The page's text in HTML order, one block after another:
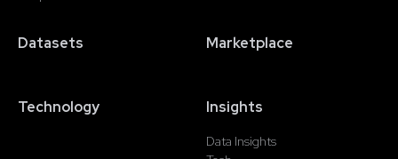
Datasets Marketplace
Technology Insights
Data Insights